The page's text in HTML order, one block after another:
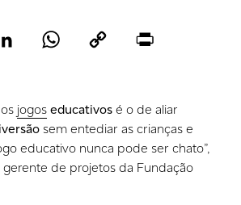
LinkedIn WhatsAppCopy
jogoseducativosé o de aliar
sem entediar as crianças e
educativo nunca pode ser chato”,
gerente de projetos da Fundação